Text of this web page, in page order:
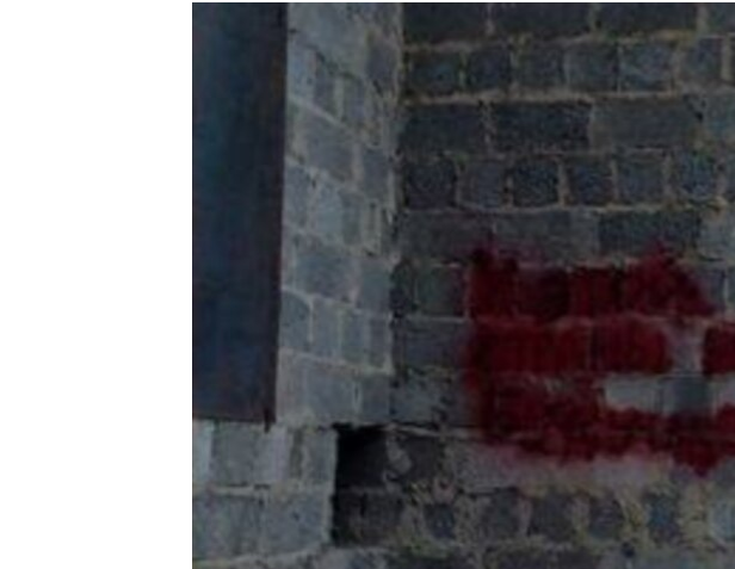
ПОДПИШИТЕСЬ НА РАССЫЛКУ